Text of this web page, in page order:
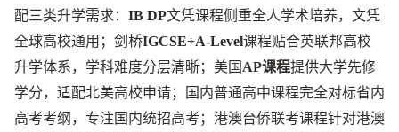
配三类升学需求： IB DP文凭课程侧重全人学术培养，文凭
全球高校通用；剑桥IGCSE+A-Level课程贴合英联邦高校
升学体系，学科难度分层清晰；美国 AP课程提供大学先修
学分，适配北美高校申请；国内普通高中课程完全对标省内
高考考纲，专注国内统招高考；港澳台侨联考课程针对港澳